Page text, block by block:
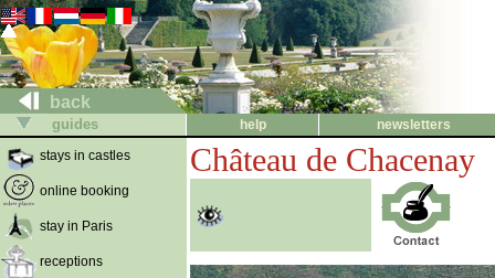
back
guides help
newsletters
stays in castles
online booking
stay in Paris
receptions
Château de Chacenay